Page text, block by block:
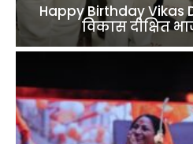
Happy Birthday Vikas
विकास दीक्षित